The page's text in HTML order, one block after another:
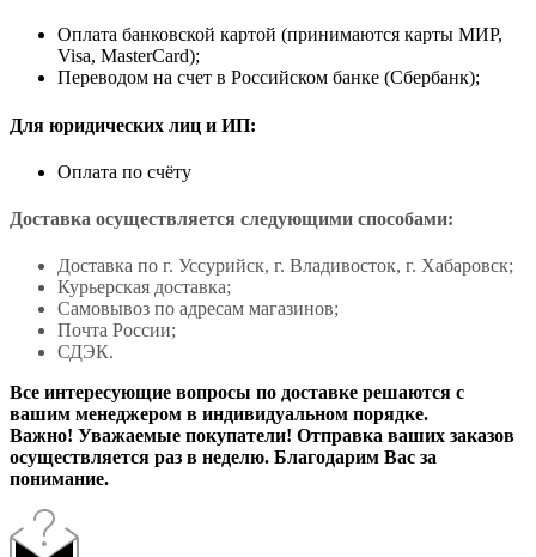
Оплата банковской картой (принимаются карты МИР,
Visa, MasterCard);
Переводом на счет в Российском банке (Сбербанк);
Для юридических лиц и ИП:
Оплата по счёту
Доставка осуществляется следующими способами:
Доставка по г. Уссурийск, г. Владивосток, г. Хабаровск;
Курьерская доставка;
Самовывоз по адресам магазинов;
Почта России;
СДЭК.
Все интересующие вопросы по доставке решаются с
вашим менеджером в индивидуальном порядке.
Важно! Уважаемые покупатели! Отправка ваших заказов
осуществляется раз в неделю. Благодарим Вас за
понимание.